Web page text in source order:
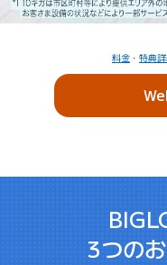
料金 ・ 特典
3つの